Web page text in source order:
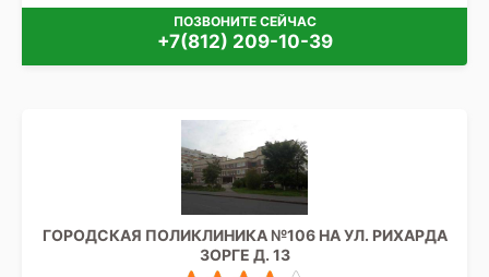
ПОЗВОНИТЕ СЕЙЧАС
+7(812) 209-10-39
ГОРОДСКАЯ ПОЛИКЛИНИКА №106 НА УЛ. РИХАРДА
ЗОРГЕ Д. 13